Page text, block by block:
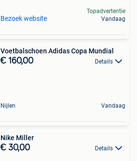
Bezoek website
Topadvertentie
Vandaag
Voetbalschoen Adidas Copa Mundial
€ 160,00 Details
Nijlen Vandaag
Nike Miller
€ 30,00 Details